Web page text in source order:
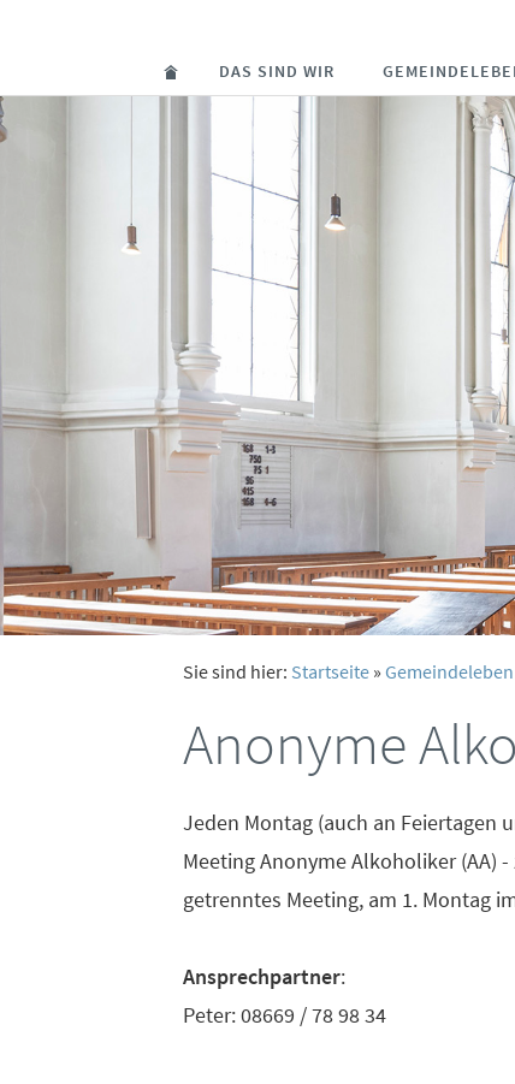
DAS SIND WIR
Sie sind hier: Startseite » Gemeindeleben
Anonyme
Jeden Montag (auch an Feiertagen
Meeting Anonyme Alkoholiker (AA)
getrenntes Meeting, am 1. Montag
Ansprechpartner:
Peter: 08669 / 78 98 34